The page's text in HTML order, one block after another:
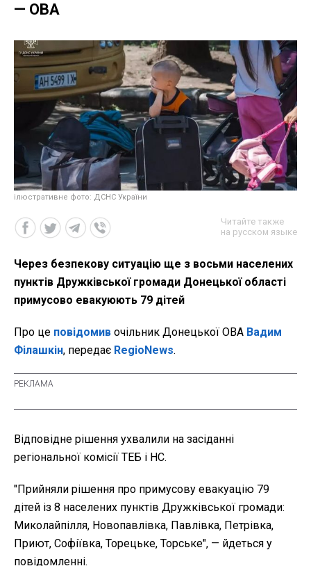
— ОВА
ілюстративне фото: ДСНС України
Читайте также
на русском языке
Через безпекову ситуацію ще з восьми населених
пунктів Дружківської громади Донецької області
примусово евакуюють 79 дітей
Про це повідомив очільник Донецької ОВА Вадим
Філашкін, передає RegioNews.
Відповідне рішення ухвалили на засіданні
регіональної комісії ТЕБ і НС.
"Прийняли рішення про примусову евакуацію 79
дітей із 8 населених пунктів Дружківської громади:
Миколайпілля, Новопавлівка, Павлівка, Петрівка,
Приют, Софіївка, Торецьке, Торське", — йдеться у
повідомленні.